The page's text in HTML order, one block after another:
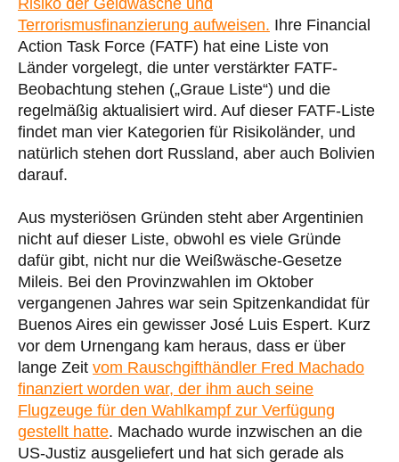
Terrorismusfinanzierung aufweisen. Ihre Financial
Action Task Force (FATF) hat eine Liste von
Länder vorgelegt, die unter verstärkter FATF-
Beobachtung stehen („Graue Liste“) und die
regelmäßig aktualisiert wird. Auf dieser FATF-Liste
findet man vier Kategorien für Risikoländer, und
natürlich stehen dort Russland, aber auch Bolivien
darauf.
Aus mysteriösen Gründen steht aber Argentinien
nicht auf dieser Liste, obwohl es viele Gründe
dafür gibt, nicht nur die Weißwäsche-Gesetze
Mileis. Bei den Provinzwahlen im Oktober
vergangenen Jahres war sein Spitzenkandidat für
Buenos Aires ein gewisser José Luis Espert. Kurz
vor dem Urnengang kam heraus, dass er über
lange Zeit vom Rauschgifthändler Fred Machado
finanziert worden war, der ihm auch seine
Flugzeuge für den Wahlkampf zur Verfügung
gestellt hatte. Machado wurde inzwischen an die
US-Justiz ausgeliefert und hat sich gerade als